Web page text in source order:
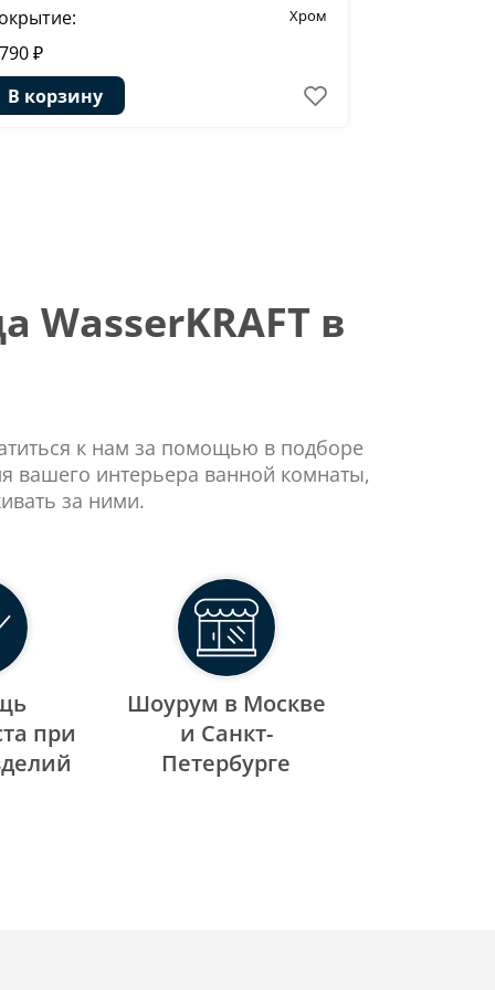
Хром
₽
В корзину
в
к нам за помощью в подборе
вашего интерьера ванной комнаты,
за ними.
при
Шоурум в Москве
и Санкт-
Петербурге